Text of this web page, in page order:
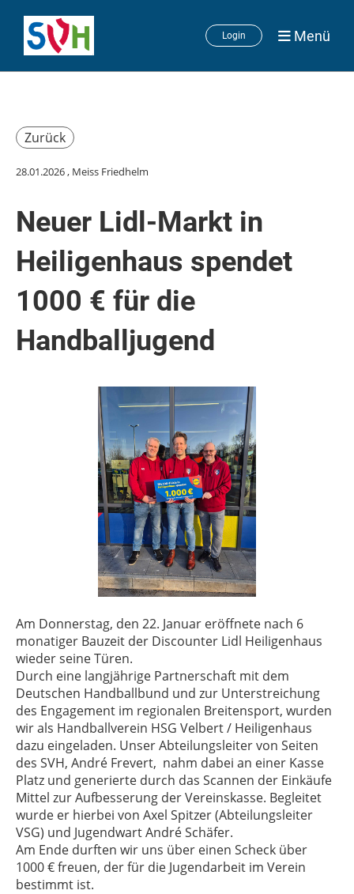
Login Menü
Zurück
28.01.2026, Meiss Friedhelm
Neuer Lidl-Markt in
Heiligenhaus spendet
1000 € für die
Handballjugend
Am Donnerstag, den 22. Januar eröffnete nach 6
monatiger Bauzeit der Discounter Lidl Heiligenhaus
wieder seine Türen.
Durch eine langjährige Partnerschaft mit dem
Deutschen Handballbund und zur Unterstreichung
des Engagement im regionalen Breitensport, wurden
wir als Handballverein HSG Velbert / Heiligenhaus
dazu eingeladen. Unser Abteilungsleiter von Seiten
des SVH, André Frevert, nahm dabei an einer Kasse
Platz und generierte durch das Scannen der Einkäufe
Mittel zur Aufbesserung der Vereinskasse. Begleitet
wurde er hierbei von Axel Spitzer (Abteilungsleiter
VSG) und Jugendwart André Schäfer.
Am Ende durften wir uns über einen Scheck über
1000 € freuen, der für die Jugendarbeit im Verein
bestimmt ist.